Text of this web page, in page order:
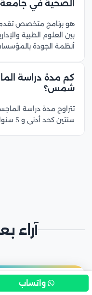
الصحية في
هو برنامج متخصص
بين العلوم الطبية
أنظمة الجودة
كم مدة دراسة
شمس؟
تتراوح مدة دراسة
سنتين كحد أدنى و 5 سنوات كحد أقصى.
آراء
فاطمةواتساب